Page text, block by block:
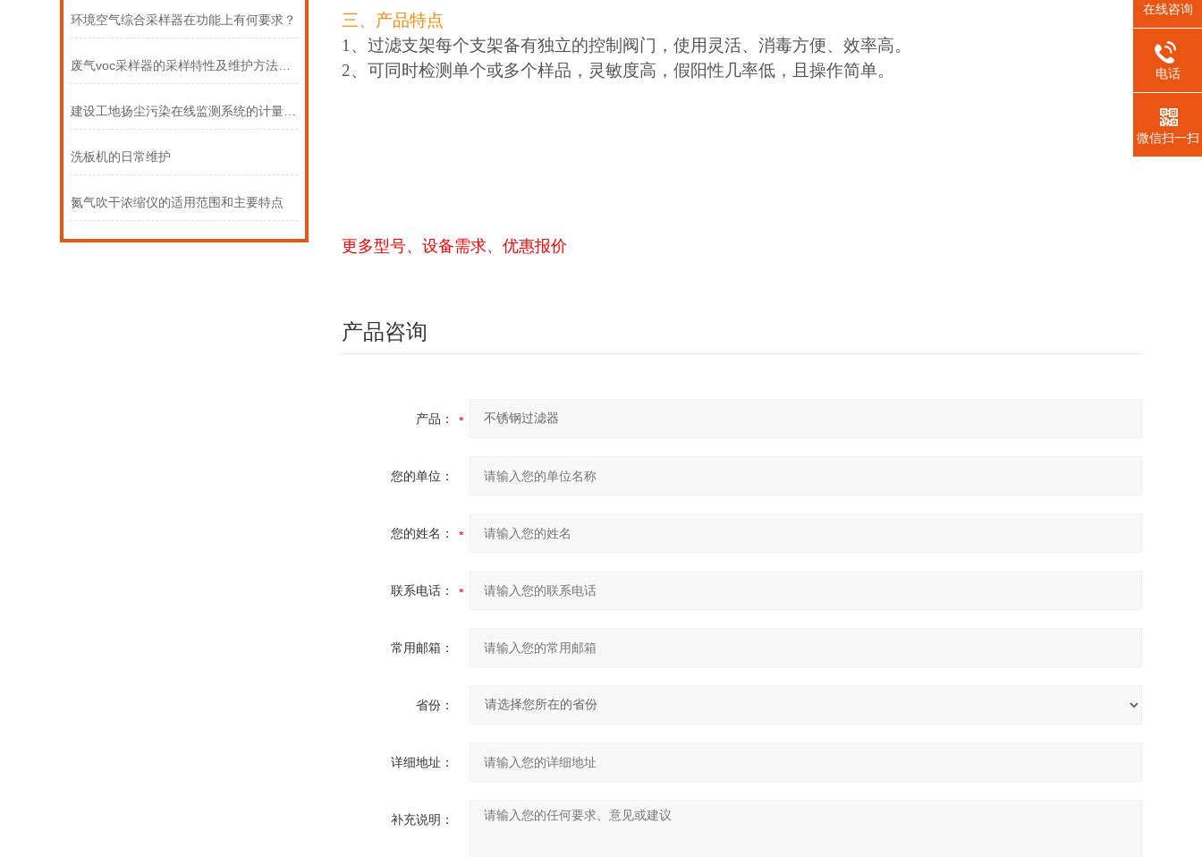
环境空气综合采样器在功能上有何要求？
洗板机的日常维护
氮气吹干浓缩仪的适用范围和主要特点
三、产品特点
1、过滤支架每个支架备有独立的控制阀门，使用灵活、消毒方便、效率高。
2、可同时检测单个或多个样品，灵敏度高，假阳性几率低，且操作简单。
更多型号、设备需求、优惠报价
产品咨询
产品：
您的单位：
您的姓名：
联系电话：
常用邮箱：
省份：
详细地址：
补充说明：
在线咨询
电话
微信扫一扫